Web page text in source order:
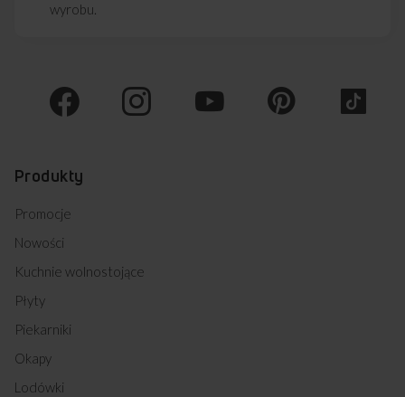
wyrobu.
Produkty
Promocje
Nowości
Kuchnie wolnostojące
Płyty
Piekarniki
Okapy
Lodówki